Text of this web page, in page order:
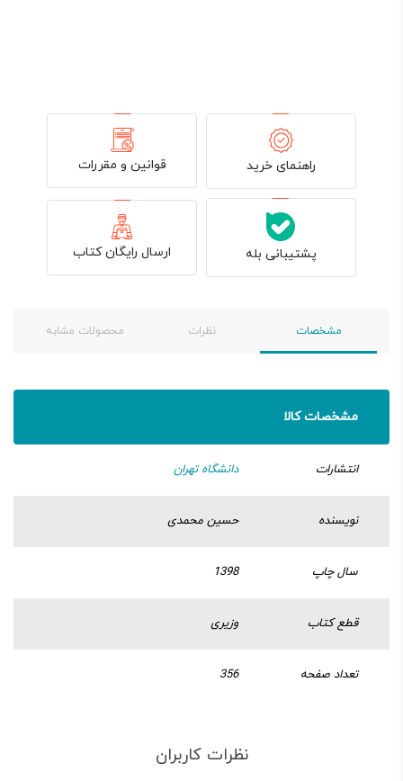
راهنمای خرید قوانین و مقررات
پشتیبانی بله ارسال رایگان کتاب
مشخصات نظرات محصولات مشابه
مشخصات کالا
انتشارات دانشگاه تهران
نویسنده حسین محمدی
سال چاپ 1398
قطع کتاب وزیری
تعداد صفحه 356
نظرات کاربران